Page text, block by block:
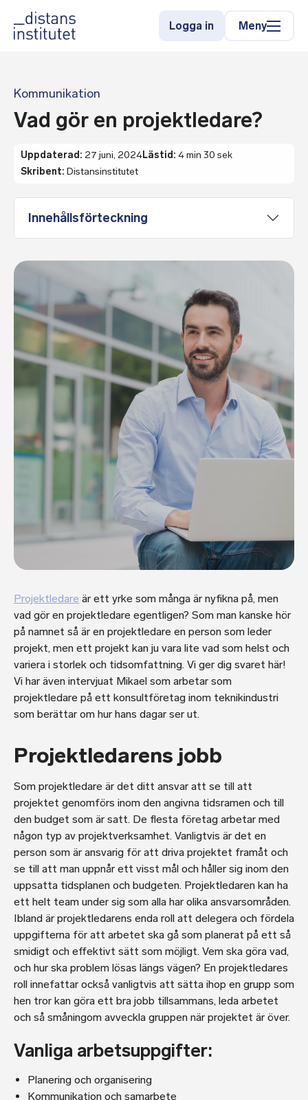
Logga in Meny
Kommunikation
Vad gör en projektledare?
Uppdaterad: 27 juni, 2024Lästid: 4 min 30 sek
Skribent: Distansinstitutet
Innehållsförteckning
Projektledare är ett yrke som många är nyfikna på, men
vad gör en projektledare egentligen? Som man kanske hör
på namnet så är en projektledare en person som leder
projekt, men ett projekt kan ju vara lite vad som helst och
variera i storlek och tidsomfattning. Vi ger dig svaret här!
Vi har även intervjuat Mikael som arbetar som
projektledare på ett konsultföretag inom teknikindustri
som berättar om hur hans dagar ser ut.
Projektledarens jobb
Som projektledare är det ditt ansvar att se till att
projektet genomförs inom den angivna tidsramen och till
den budget som är satt. De flesta företag arbetar med
någon typ av projektverksamhet. Vanligtvis är det en
person som är ansvarig för att driva projektet framåt och
se till att man uppnår ett visst mål och håller sig inom den
uppsatta tidsplanen och budgeten. Projektledaren kan ha
ett helt team under sig som alla har olika ansvarsområden.
Ibland är projektledarens enda roll att delegera och fördela
uppgifterna för att arbetet ska gå som planerat på ett så
smidigt och effektivt sätt som möjligt. Vem ska göra vad,
och hur ska problem lösas längs vägen? En projektledares
roll innefattar också vanligtvis att sätta ihop en grupp som
hen tror kan göra ett bra jobb tillsammans, leda arbetet
och så småningom avveckla gruppen när projektet är över.
Vanliga arbetsuppgifter:
Planering och organisering
Kommunikation och samarbete